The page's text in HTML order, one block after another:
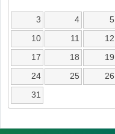
3
4 5
10
11 12
17
18 19
24
25 26
31